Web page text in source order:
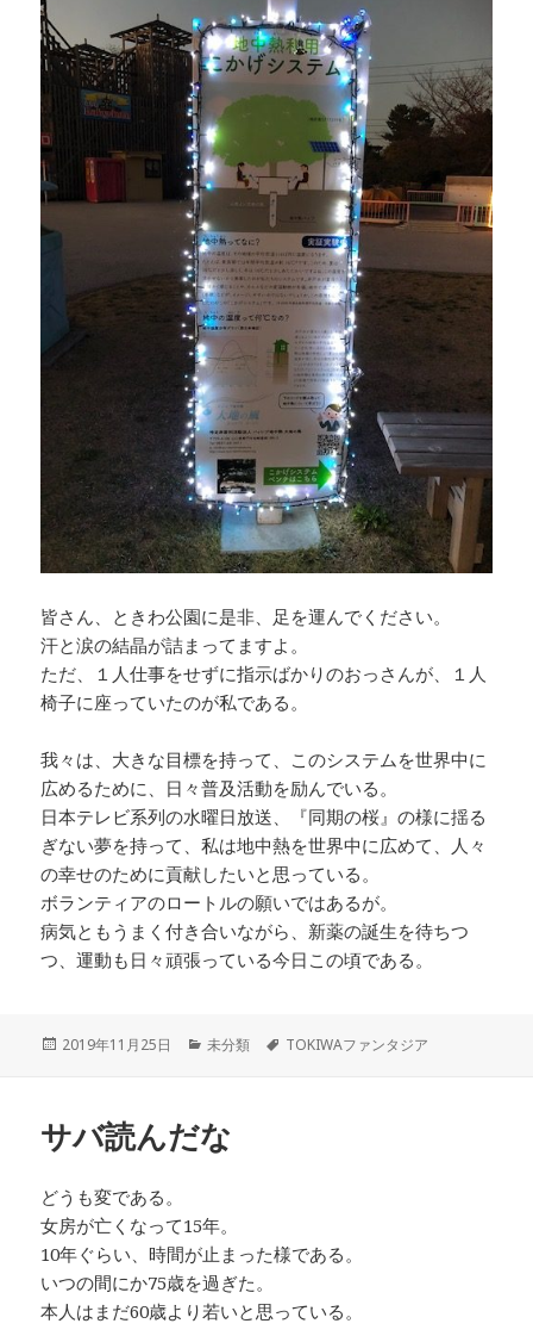
皆さん、ときわ公園に是非、足を運んでください。
汗と涙の結晶が詰まってますよ。
ただ、１人仕事をせずに指示ばかりのおっさんが、１人
椅子に座っていたのが私である。
我々は、大きな目標を持って、このシステムを世界中に
広めるために、日々普及活動を励んでいる。
日本テレビ系列の水曜日放送、『同期の桜』の様に揺る
ぎない夢を持って、私は地中熱を世界中に広めて、人々
の幸せのために貢献したいと思っている。
ボランティアのロートルの願いではあるが。
病気ともうまく付き合いながら、新薬の誕生を待ちつ
つ、運動も日々頑張っている今日この頃である。
投
2019年11月25日
カ
ー
未分類
タ
TOKIWAファンタジア
サバ読んだな
どうも変である。
女房が亡くなって15年。
10年ぐらい、時間が止まった様である。
いつの間にか75歳を過ぎた。
本人はまだ60歳より若いと思っている。